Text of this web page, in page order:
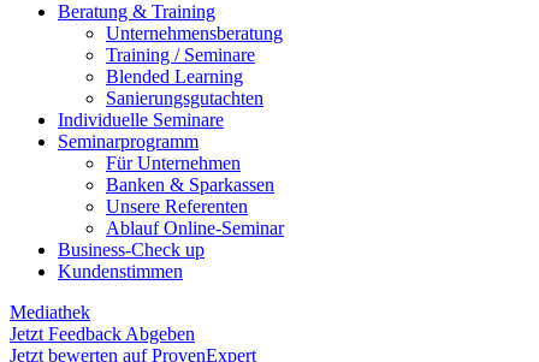
Beratung & Training
Unternehmens­beratung
Training / Seminare
Blended Learning
Sanierungs­gutachten
Individuelle Seminare
Seminarprogramm
Für Unternehmen
Banken & Sparkassen
Unsere Referenten
Ablauf Online-Seminar
Business-Check up
Kundenstimmen
Mediathek
Jetzt Feedback Abgeben
Jetzt bewerten auf ProvenExpert